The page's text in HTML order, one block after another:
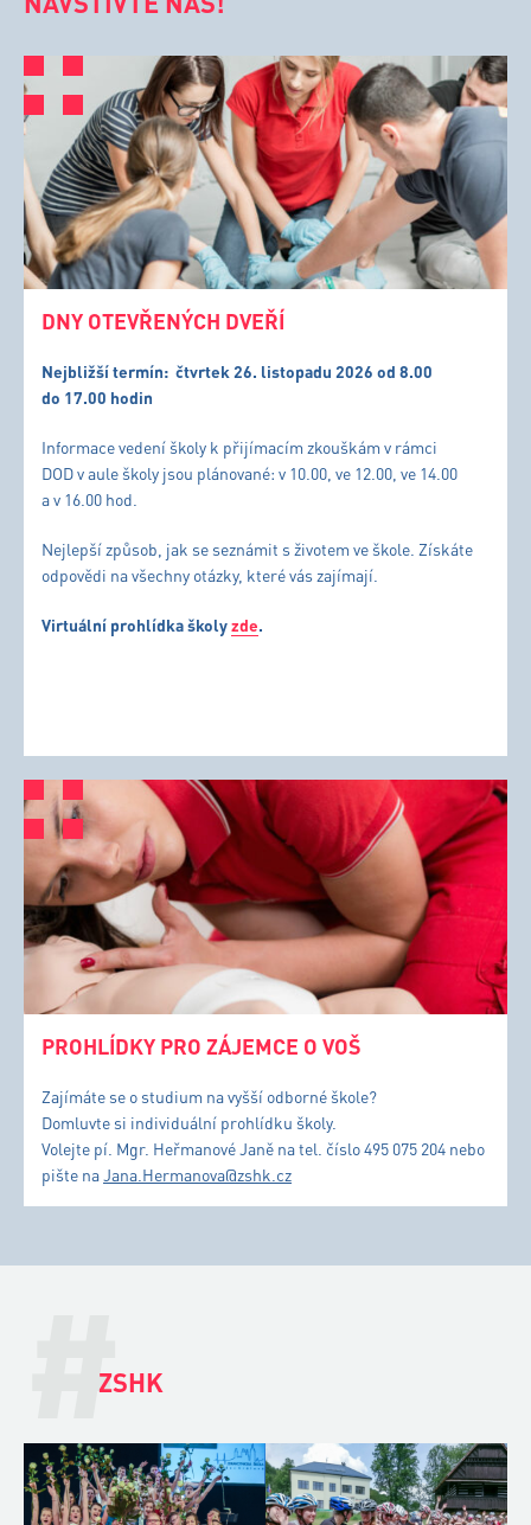
DNY OTEVŘENÝCH DVEŘÍ
Nejbližší termín: čtvrtek 26. listopadu 2026 od 8.00
do 17.00 hodin
Informace vedení školy k přijímacím zkouškám v rámci
DOD v aule školy jsou plánované: v 10.00, ve 12.00, ve 14.00
a v 16.00 hod.
Nejlepší způsob, jak se seznámit s životem ve škole. Získáte
odpovědi na všechny otázky, které vás zajímají.
Virtuální prohlídka školyzde.
PROHLÍDKY PRO ZÁJEMCE O VOŠ
Zajímáte se o studium na vyšší odborné škole?
Domluvte si individuální prohlídku školy.
Volejte pí. Mgr. Heřmanové Janě na tel. číslo 495 075 204 nebo
pište naJana.Hermanova@zshk.cz
#
ZSHK